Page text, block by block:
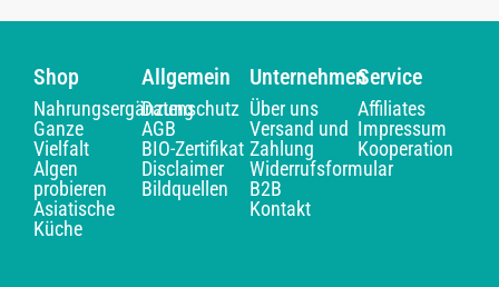
Shop
Nahrungsergänzung
Ganze
Vielfalt
Algen
probieren
Asiatische
Küche
Allgemein
Datenschutz
AGB
BIO-Zertifikat
Disclaimer
Bildquellen
Unternehmen
Über uns
Versand und
Zahlung
Widerrufsformular
B2B
Kontakt
Service
Affiliates
Impressum
Kooperation